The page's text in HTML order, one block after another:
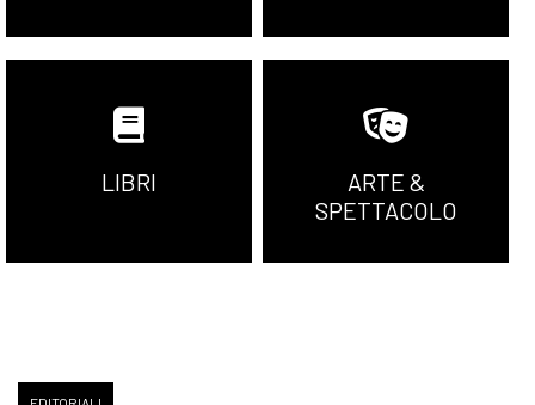
LIBRI
ARTE &
SPETTACOLO